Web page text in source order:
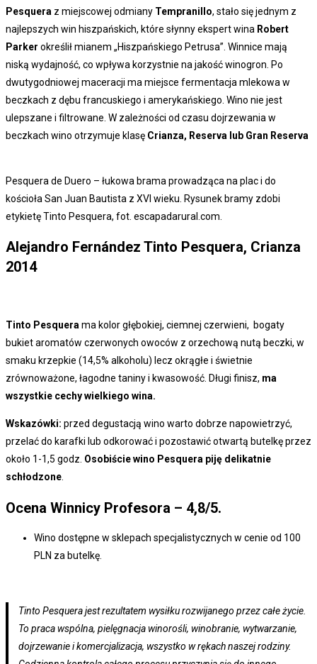
Pesquera z miejscowej odmiany Tempranillo, stało się jednym z
najlepszych win hiszpańskich, które słynny ekspert wina Robert
Parker określił mianem „Hiszpańskiego Petrusa”. Winnice mają
niską wydajność, co wpływa korzystnie na jakość winogron. Po
dwutygodniowej maceracji ma miejsce fermentacja mlekowa w
beczkach z dębu francuskiego i amerykańskiego. Wino nie jest
ulepszane i filtrowane. W zależności od czasu dojrzewania w
beczkach wino otrzymuje klasę Crianza, Reserva lub Gran Reserva
Pesquera de Duero – łukowa brama prowadząca na plac i do
kościoła San Juan Bautista z XVI wieku. Rysunek bramy zdobi
etykietę Tinto Pesquera, fot. escapadarural.com.
Alejandro Fernández Tinto Pesquera, Crianza
2014
Tinto Pesquera ma kolor głębokiej, ciemnej czerwieni, bogaty
bukiet aromatów czerwonych owoców z orzechową nutą beczki, w
smaku krzepkie (14,5% alkoholu) lecz okrągłe i świetnie
zrównoważone, łagodne taniny i kwasowość. Długi finisz, ma
wszystkie cechy wielkiego wina.
Wskazówki: przed degustacją wino warto dobrze napowietrzyć,
przelać do karafki lub odkorować i pozostawić otwartą butelkę przez
około 1-1,5 godz. Osobiście wino Pesquera piję delikatnie
schłodzone
Ocena Winnicy Profesora – 4,8/5.
Wino dostępne w sklepach specjalistycznych w cenie od 100
PLN za butelkę.
Tinto Pesquera jest rezultatem wysiłku rozwijanego przez całe życie.
To praca wspólna, pielęgnacja winorośli, winobranie, wytwarzanie,
dojrzewanie i komercjalizacja, wszystko w rękach naszej rodziny.